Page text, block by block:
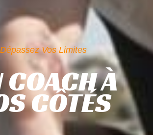
Dépassez Vos Limites
COACH À
CÔTÉS